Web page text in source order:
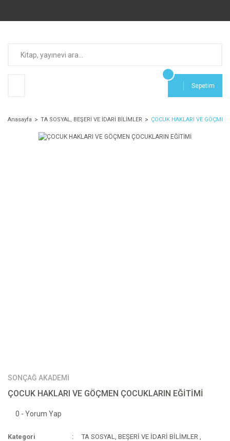
Sepetim
Anasayfa TA SOSYAL, BEŞERİ VE İDARİ BİLİMLER ÇOCUK HAKLARI VE
SONÇAĞ AKADEMİ
ÇOCUK HAKLARI VE GÖÇMEN ÇOCUKLARIN EĞİTİMİ
0 - Yorum Yap
Kategori TA SOSYAL, BEŞERİ VE İDARİ BİLİMLER ,